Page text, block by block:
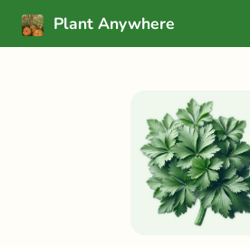
Plant Anywhere